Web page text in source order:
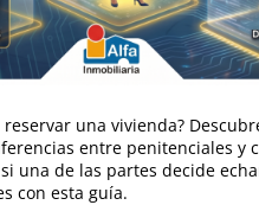
una vivienda?
entre penitenciales y
una de las partes decide
con esta guía.